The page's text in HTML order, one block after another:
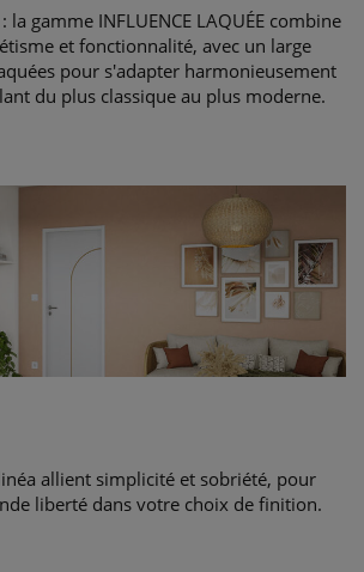
la gamme INFLUENCE LAQUÉE combine
et fonctionnalité, avec un large
pour s'adapter harmonieusement
du plus classique au plus moderne.
allient simplicité et sobriété, pour
liberté dans votre choix de finition.